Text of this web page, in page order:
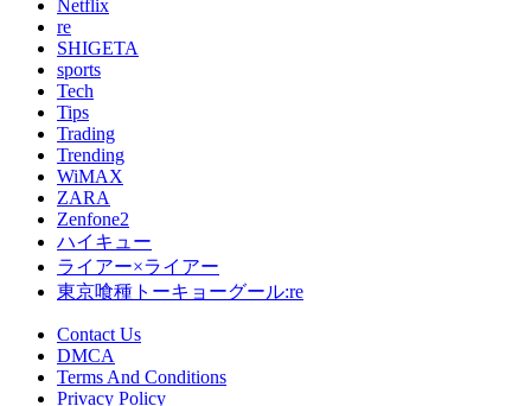
Netflix
re
SHIGETA
sports
Tech
Tips
Trading
Trending
WiMAX
ZARA
Zenfone2
ハイキュー
ライアー×ライアー
東京喰種トーキョーグール:re
Contact Us
DMCA
Terms And Conditions
Privacy Policy